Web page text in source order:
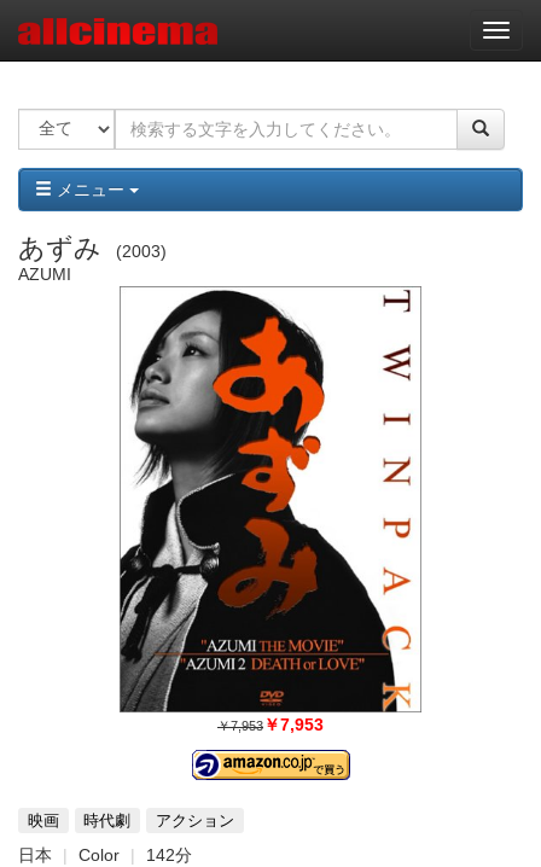
ナ
ビ
ー
ョ
ン
メニュー
あずみ
2003
AZUMI
￥7,953 ￥7,953
映画 時代劇 アクション
日本 Color
142分